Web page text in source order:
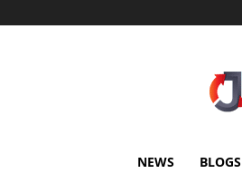
NEWS BLOGS